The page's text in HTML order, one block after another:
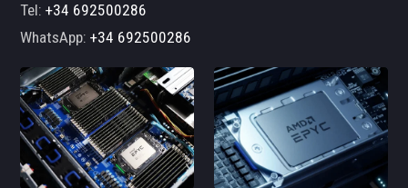
Tel:+34 692500286
WhatsApp:+34 692500286